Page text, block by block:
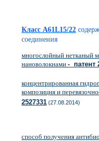
Класс A61L15/22
соединения
многослойный нетканый
нановолокнами - патент
концентрированная
композиция и
2527331 (27.08.2014)
способ получения